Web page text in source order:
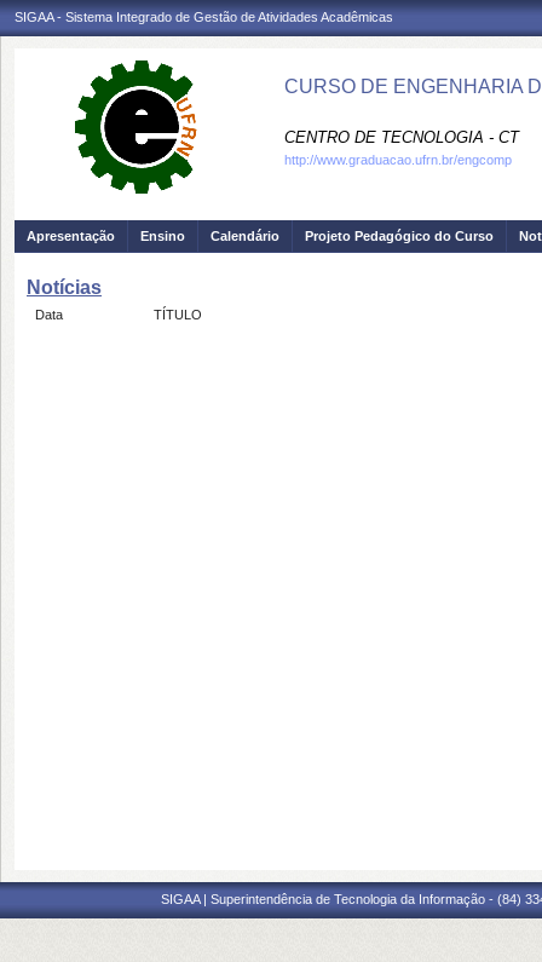
SIGAA - Sistema Integrado de Gestão de Atividades Acadêmicas
CURSO DE ENGENHARIA
CENTRO DE TECNOLOGIA - CT
http://www.graduacao.ufrn.br/engcomp
Apresentação Ensino Calendário Projeto Pedagógico do Curso
Notícias
Data TÍTULO
SIGAA | Superintendência de Tecnologia da Informação - (84)